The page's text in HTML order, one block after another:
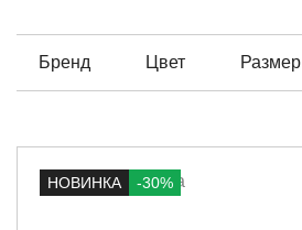
Бренд Цвет Размер
НОВИНКА -30%